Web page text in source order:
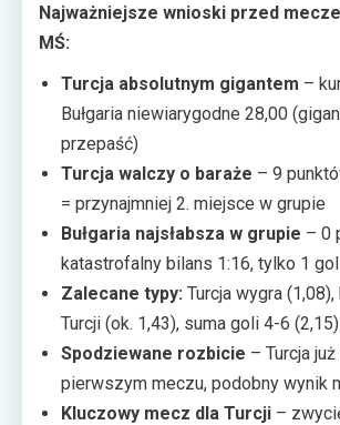
Najważniejsze wnioski przed
MŚ:
Turcja absolutnym gigantem –
Bułgaria niewiarygodne 28,00
przepaść)
Turcja walczy o baraże – 9
= przynajmniej 2. miejsce w grupie
Bułgaria najsłabsza w grupie – 0
katastrofalny bilans 1:16, tylko 1
Zalecane typy: Turcja wygra
Turcji (ok. 1,43), suma goli 4-6 (2,15)
Spodziewane rozbicie – Turcja
pierwszym meczu, podobny wynik
Kluczowy mecz dla Turcji –